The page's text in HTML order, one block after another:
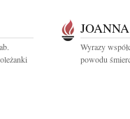
Wyrazy
powodu